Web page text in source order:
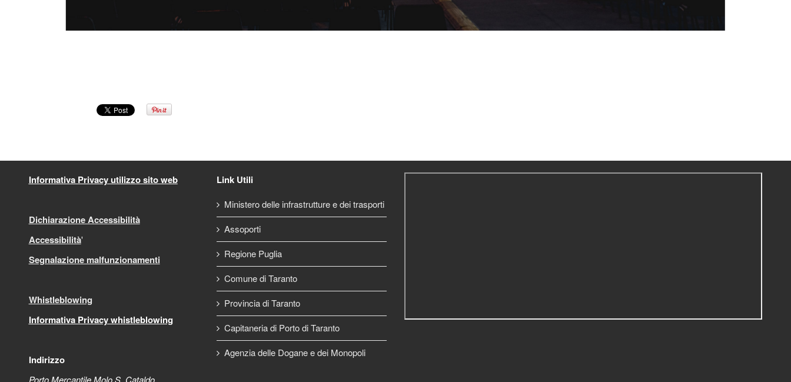
Informativa Privacy utilizzo sito web
Dichiarazione Accessibilità
Accessibilità'
Segnalazione malfunzionamenti
Whistleblowing
Informativa Privacy whistleblowing
Indirizzo
Porto Mercantile Molo S. Cataldo
Link Utili
Ministero delle infrastrutture e dei trasporti
Assoporti
Regione Puglia
Comune di Taranto
Provincia di Taranto
Capitaneria di Porto di Taranto
Agenzia delle Dogane e dei Monopoli